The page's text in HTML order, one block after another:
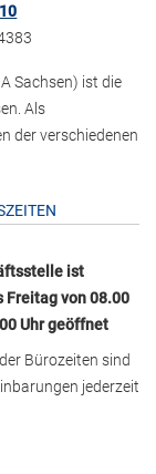
Sachsen) ist die
Als
der verschiedenen
ist
Freitag von 08.00
Uhr geöffnet
Bürozeiten sind
jederzeit